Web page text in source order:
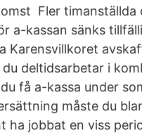
Fler
a-kassan sänks
Karensvillkoret
deltidsarbetar i
få a-kassa under
måste du
ha jobbat en viss